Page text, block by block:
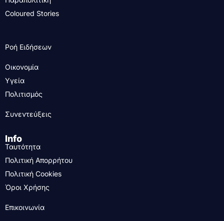
Coloured Stories
Ροή Ειδήσεων
Οικονομία
Υγεία
Πολιτισμός
Συνεντεύξεις
Info
Ταυτότητα
Πολιτική Απορρήτου
Πολιτική Cookies
Όροι Χρήσης
Επικοινωνία